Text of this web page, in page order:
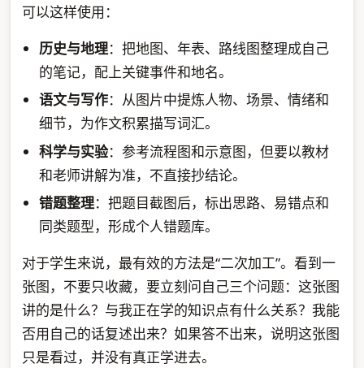
可以这样使用：
历史与地理：把地图、年表、路线图整理成自己
的笔记，配上关键事件和地名。
语文与写作：从图片中提炼人物、场景、情绪和
细节，为作文积累描写词汇。
科学与实验：参考流程图和示意图，但要以教材
和老师讲解为准，不直接抄结论。
错题整理：把题目截图后，标出思路、易错点和
同类题型，形成个人错题库。
对于学生来说，最有效的方法是“二次加工”。看到一
张图，不要只收藏，要立刻问自己三个问题：这张图
讲的是什么？与我正在学的知识点有什么关系？我能
否用自己的话复述出来？如果答不出来，说明这张图
只是看过，并没有真正学进去。